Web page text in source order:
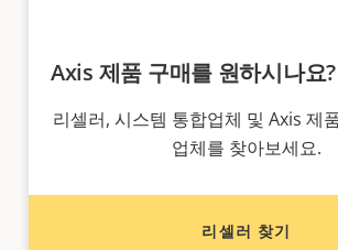
Axis 제품 구매를 원하시나요?
리셀러, 시스템 통합업체 및 Axis 제
업체를 찾아보세요.
리셀러 찾기